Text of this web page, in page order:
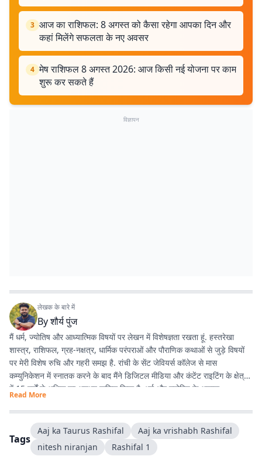
3 आज का राशिफल: 8 अगस्त को कैसा रहेगा आपका दिन और
कहां मिलेंगे सफलता के नए अवसर
4 मेष राशिफल 8 अगस्त 2026: आज किसी नई योजना पर काम
शुरू कर सकते हैं
विज्ञापन
लेखक के बारे में
Byशौर्य पुंज
मैं धर्म, ज्योतिष और आध्यात्मिक विषयों पर लेखन में विशेषज्ञता रखता हूं. हस्तरेखा
शास्त्र, राशिफल, ग्रह-नक्षत्र, धार्मिक परंपराओं और पौराणिक कथाओं से जुड़े विषयों
पर मेरी विशेष रुचि और गहरी समझ है. रांची के सेंट जेवियर्स कॉलेज से मास
कम्युनिकेशन में स्नातक करने के बाद मैंने डिजिटल मीडिया और कंटेंट राइटिंग के क्षेत्र
में 15 वर्षों से अधिक का अनुभव हासिल किया है. धर्म और ज्योतिष के अलावा
एंटरटेनमेंट, लाइफस्टाइल और शिक्षा जैसे विषयों पर भी लगातार लेखन करता रहा हूं.
मेरी कोशिश रहती है कि जटिल विषयों को आसान, रोचक और भरोसेमंद तरीके से पाठकों
तक पहुंचाया जाए.
Read More
Tags
Aaj ka Taurus Rashifal
Aaj ka vrishabh Rashifal
nitesh niranjan
Rashifal​​​​​​​​​​​​​​​​ 1